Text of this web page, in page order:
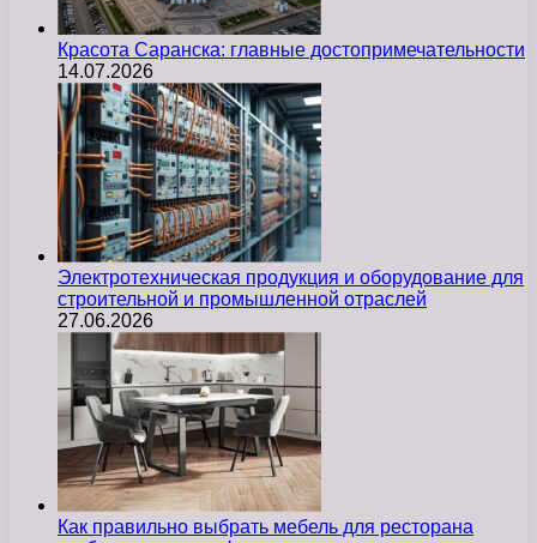
Красота Саранска: главные достопримечательности
14.07.2026
Электротехническая продукция и оборудование для
строительной и промышленной отраслей
27.06.2026
Как правильно выбрать мебель для ресторана